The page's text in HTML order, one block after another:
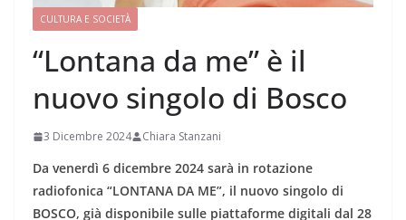
CULTURA E SOCIETÀ
“Lontana da me” è il
nuovo singolo di Bosco
3 Dicembre 2024 Chiara Stanzani
Da venerdì 6 dicembre 2024 sarà in rotazione
radiofonica “LONTANA DA ME”, il nuovo singolo di
BOSCO, già disponibile sulle piattaforme digitali dal 28